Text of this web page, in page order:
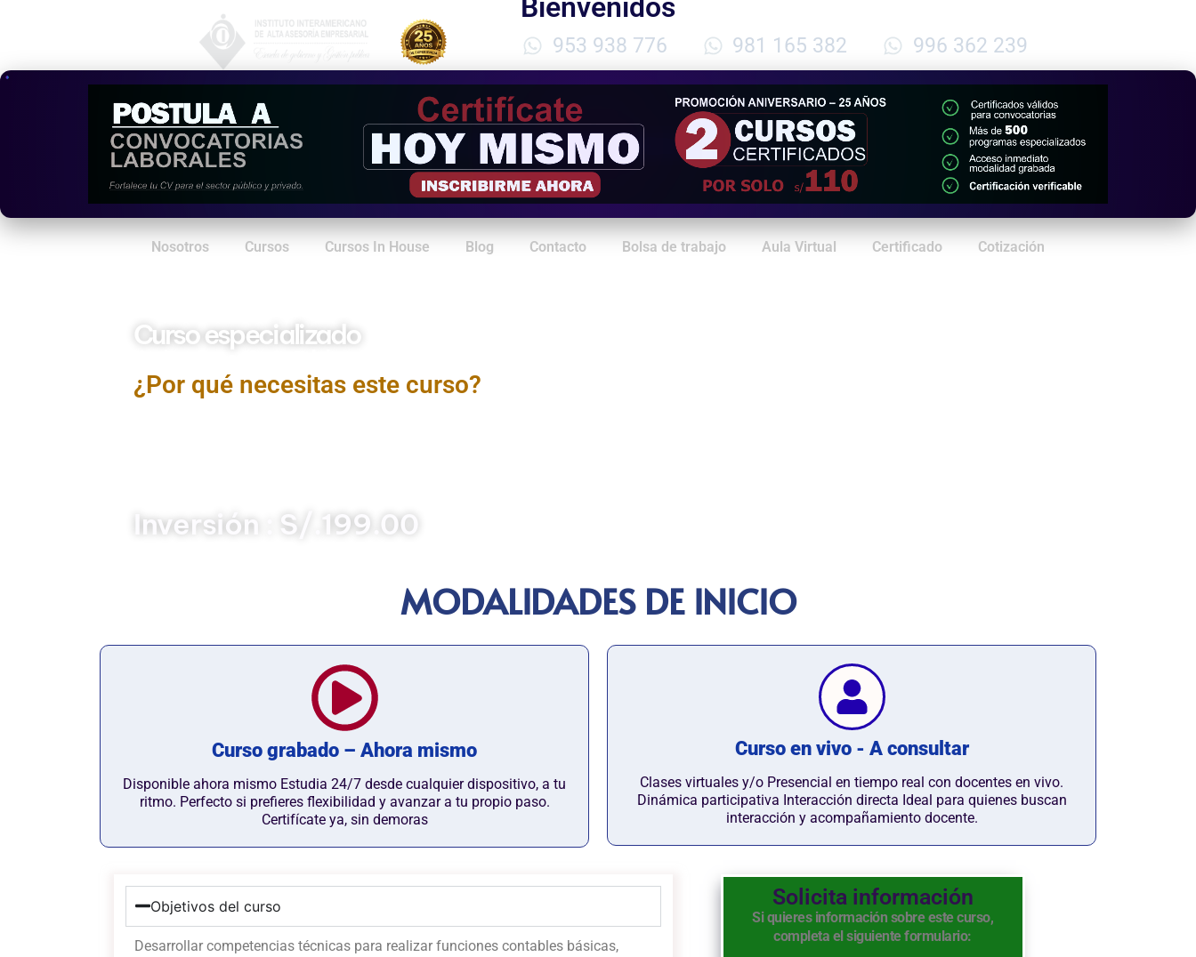
Bienvenidos
953 938 776 981 165 382 996 362 239
Nosotros Cursos Cursos In House Blog Contacto Bolsa de trabajo Aula Virtual Certificado Cotización
Curso especializado
¿Por qué necesitas este curso?
Inversión : S/.199.00
MODALIDADES DE INICIO
Curso grabado – Ahora mismo
Disponible ahora mismo Estudia 24/7 desde cualquier dispositivo, a tu
ritmo. Perfecto si prefieres flexibilidad y avanzar a tu propio paso.
Certifícate ya, sin demoras
Curso en vivo - A consultar
Clases virtuales y/o Presencial en tiempo real con docentes en vivo.
Dinámica participativa Interacción directa Ideal para quienes buscan
interacción y acompañamiento docente.
Objetivos del curso
Desarrollar competencias técnicas para realizar funciones contables básicas,
Solicita información
Si quieres información sobre este curso,
completa el siguiente formulario: